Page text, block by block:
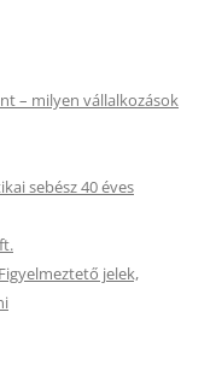
– milyen vállalkozások
sebész 40 éves
jelek,